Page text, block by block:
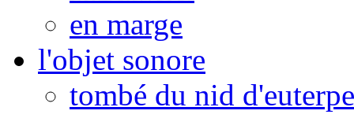
en marge
l'objet sonore
tombé du nid d'euterpe